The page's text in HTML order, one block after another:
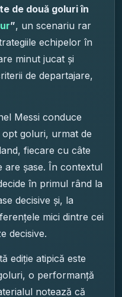
de două goluri în
”, un scenariu rar
echipelor în
minut jucat și
de departajare,
Messi conduce
goluri, urmat de
fiecare cu câte
are șase. În contextul
în primul rând la
decisive și, la
mici dintre cei
decisive.
ediție atipică este
o performanță
notează că